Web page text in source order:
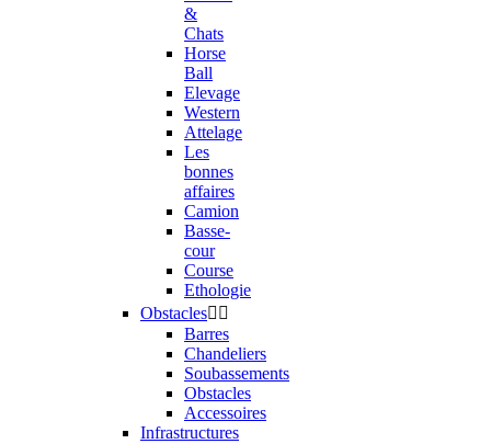
&
Chats
Horse
Ball
Elevage
Western
Attelage
Les
bonnes
affaires
Camion
Basse-
cour
Course
Ethologie
Obstacles 
Barres
Chandeliers
Soubassements
Obstacles
Accessoires
Infrastructures